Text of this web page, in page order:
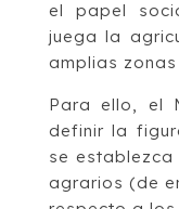
el papel
juega la
amplias
Para ello, el
definir la
se establezca
agrarios (de